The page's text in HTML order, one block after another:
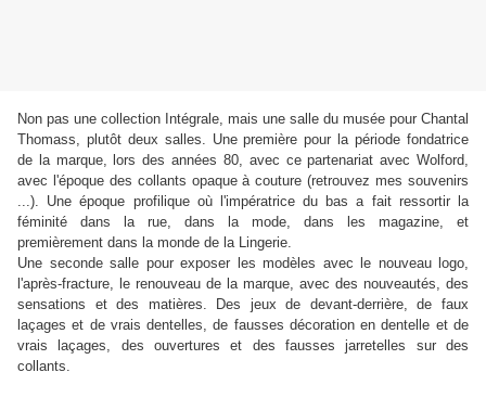
Non pas une collection Intégrale, mais une salle du musée pour Chantal
Thomass, plutôt deux salles. Une première pour la période fondatrice
de la marque, lors des années 80, avec ce partenariat avec Wolford,
avec l'époque des collants opaque à couture (retrouvez mes souvenirs
...). Une époque profilique où l'impératrice du bas a fait ressortir la
féminité dans la rue, dans la mode, dans les magazine, et
premièrement dans la monde de la Lingerie.
Une seconde salle pour exposer les modèles avec le nouveau logo,
l'après-fracture, le renouveau de la marque, avec des nouveautés, des
sensations et des matières. Des jeux de devant-derrière, de faux
laçages et de vrais dentelles, de fausses décoration en dentelle et de
vrais laçages, des ouvertures et des fausses jarretelles sur des
collants.